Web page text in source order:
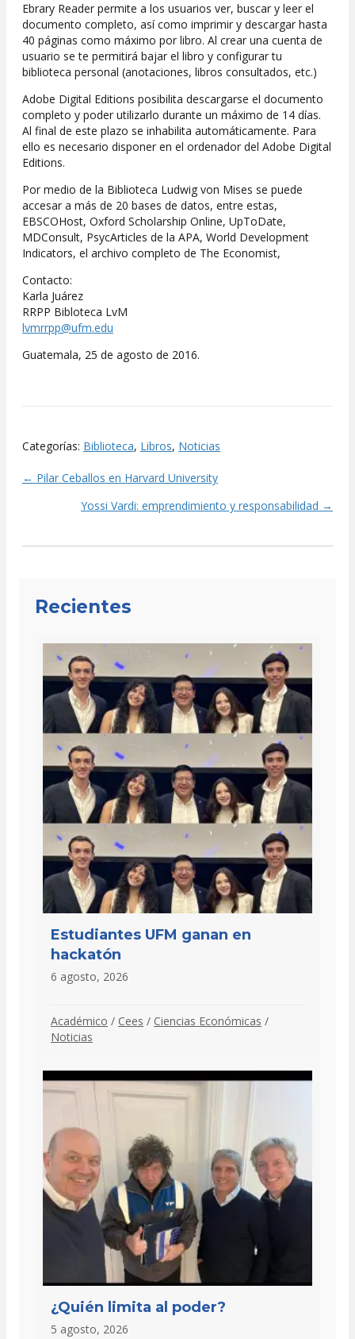
Ebrary Reader permite a los usuarios ver, buscar y leer el
documento completo, así como imprimir y descargar hasta
40 páginas como máximo por libro. Al crear una cuenta de
usuario se te permitirá bajar el libro y configurar tu
biblioteca personal (anotaciones, libros consultados, etc.)
Adobe Digital Editions posibilita descargarse el documento
completo y poder utilizarlo durante un máximo de 14 días.
Al final de este plazo se inhabilita automáticamente. Para
ello es necesario disponer en el ordenador del Adobe Digital
Editions.
Por medio de la Biblioteca Ludwig von Mises se puede
accesar a más de 20 bases de datos, entre estas,
EBSCOHost, Oxford Scholarship Online, UpToDate,
MDConsult, PsycArticles de la APA, World Development
Indicators, el archivo completo de The Economist,
Contacto:
Karla Juárez
RRPP Bibloteca LvM
lvmrrpp@ufm.edu
Guatemala, 25 de agosto de 2016.
Categorías: Biblioteca, Libros, Noticias
Posts
navigation
← Pilar Ceballos en Harvard University
Yossi Vardi: emprendimiento y responsabilidad →
Recientes
Estudiantes UFM ganan en
hackatón
6 agosto, 2026
Académico / Cees / Ciencias Económicas /
Noticias
¿Quién limita al poder?
5 agosto, 2026